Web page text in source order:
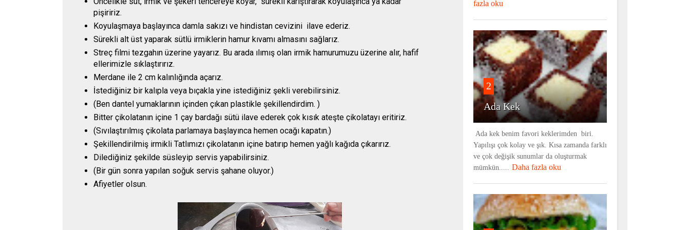
pişiririz.
Koyulaşmaya başlayınca damla sakızı ve hindistan cevizini ilave ederiz.
Sürekli alt üst yaparak sütlü irmiklerin hamur kıvamı almasını sağlarız.
Streç filmi tezgahın üzerine yayarız. Bu arada ılımış olan irmik hamurumuzu üzerine alır, hafif
ellerimizle sıklaştırırız.
Merdane ile 2 cm kalınlığında açarız.
İstediğiniz bir kalıpla veya bıçakla yine istediğiniz şekli verebilirsiniz.
(Ben dantel yumaklarının içinden çıkan plastikle şekillendirdim. )
Bitter çikolatanın içine 1 çay bardağı sütü ilave ederek çok kısık ateşte çikolatayı eritiriz.
(Sıvılaştırılmış çikolata parlamaya başlayınca hemen ocağı kapatın.)
Şekillendirilmiş irmikli Tatlımızı çikolatanın içine batırıp hemen yağlı kağıda çıkarırız.
Dilediğiniz şekilde süsleyip servis yapabilirsiniz.
(Bir gün sonra yapılan soğuk servis şahane oluyor.)
Afiyetler olsun.
fazla oku
2
Ada Kek
Ada kek benim favori keklerimden biri.
Yapılışı çok kolay ve şık. Kısa zamanda farklı
ve çok değişik sunumlar da oluşturmak
mümkün..... Daha fazla oku